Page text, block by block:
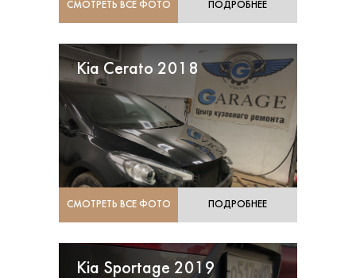
СМОТРЕТЬ ВСЕ ФОТО ПОДРОБНЕЕ
Kia Cerato 2018
СМОТРЕТЬ ВСЕ ФОТО ПОДРОБНЕЕ
Kia Sportage 2019